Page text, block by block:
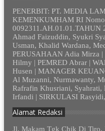
PENERBIT: PT. MEDIA
KEMENKUMHAM RI
0092311.AH.01.01.TAHUN
Ahmad Faizuddin, Syukri
Usman, Khalid Wardana,
PERUSAHAAN Adia Mirza
Hilmy | PEMRED Abrar |
Husen | MANAGER
Al Muzanni, Nurmawanty,
Rafrafin Khusriani,
Irfandi | SIRKULASI
Alamat Redaksi
Jl. Makam Tgk Chik Di Tiro,